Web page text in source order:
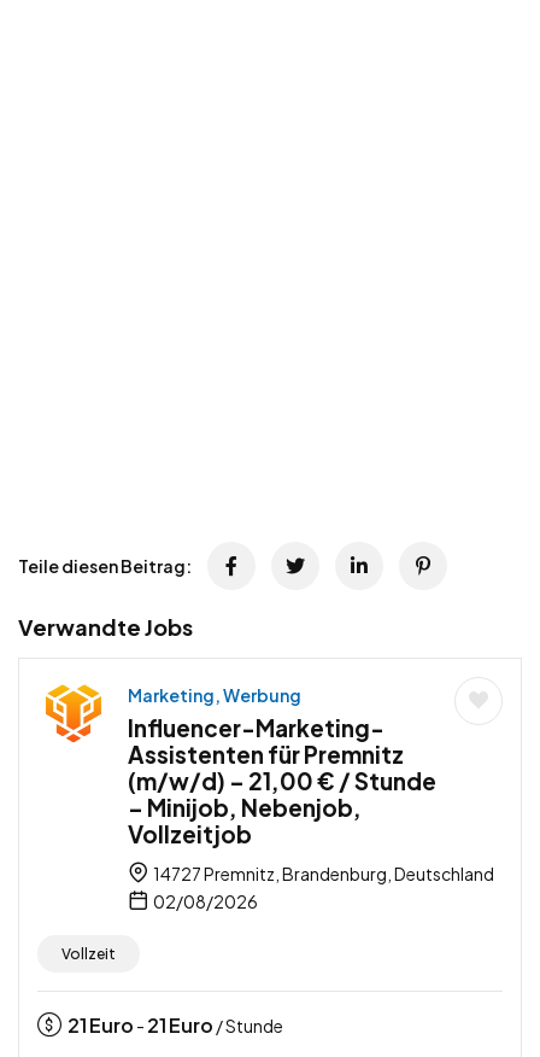
Teile diesen Beitrag:
Verwandte Jobs
Marketing, Werbung
Influencer-Marketing-
Assistenten für Premnitz
(m/w/d) – 21,00 € / Stunde
– Minijob, Nebenjob,
Vollzeitjob
14727 Premnitz, Brandenburg, Deutschland
02/08/2026
Vollzeit
21Euro - 21Euro / Stunde